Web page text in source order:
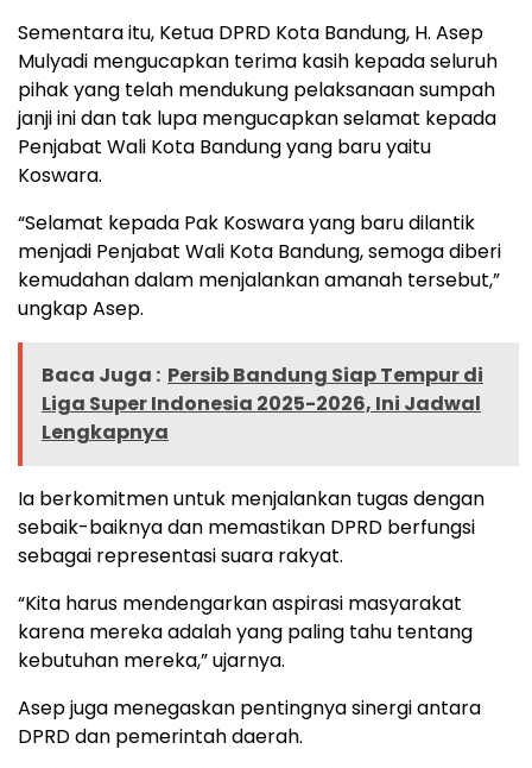
Sementara itu, Ketua DPRD Kota Bandung, H. Asep
Mulyadi mengucapkan terima kasih kepada seluruh
pihak yang telah mendukung pelaksanaan sumpah
janji ini dan tak lupa mengucapkan selamat kepada
Penjabat Wali Kota Bandung yang baru yaitu
Koswara.
“Selamat kepada Pak Koswara yang baru dilantik
menjadi Penjabat Wali Kota Bandung, semoga diberi
kemudahan dalam menjalankan amanah tersebut,”
ungkap Asep.
Baca Juga : Persib Bandung Siap Tempur di
Liga Super Indonesia 2025-2026, Ini Jadwal
Lengkapnya
Ia berkomitmen untuk menjalankan tugas dengan
sebaik-baiknya dan memastikan DPRD berfungsi
sebagai representasi suara rakyat.
“Kita harus mendengarkan aspirasi masyarakat
karena mereka adalah yang paling tahu tentang
kebutuhan mereka,” ujarnya.
Asep juga menegaskan pentingnya sinergi antara
DPRD dan pemerintah daerah.